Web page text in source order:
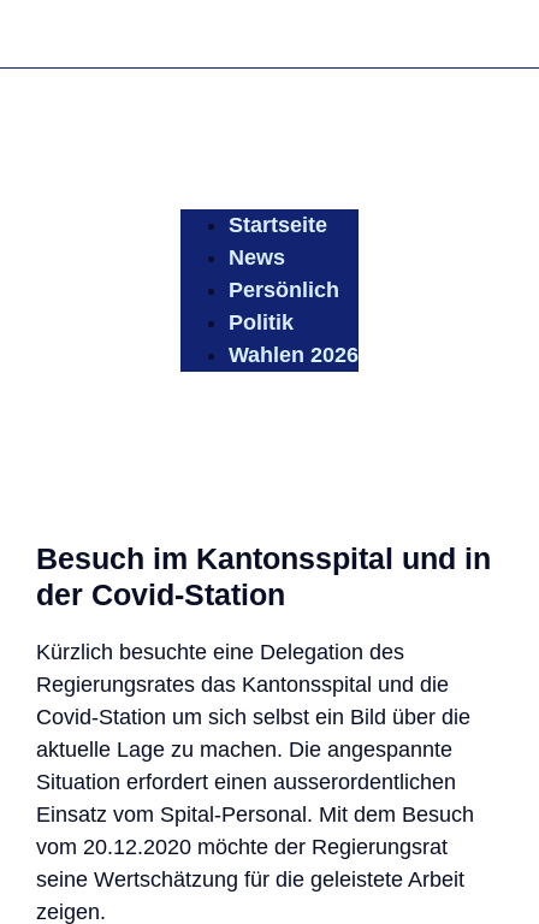
Startseite
News
Persönlich
Politik
Wahlen 2026
Besuch im Kantonsspital und in
der Covid-Station
Kürzlich besuchte eine Delegation des
Regierungsrates das Kantonsspital und die
Covid-Station um sich selbst ein Bild über die
aktuelle Lage zu machen. Die angespannte
Situation erfordert einen ausserordentlichen
Einsatz vom Spital-Personal. Mit dem Besuch
vom 20.12.2020 möchte der Regierungsrat
seine Wertschätzung für die geleistete Arbeit
zeigen.